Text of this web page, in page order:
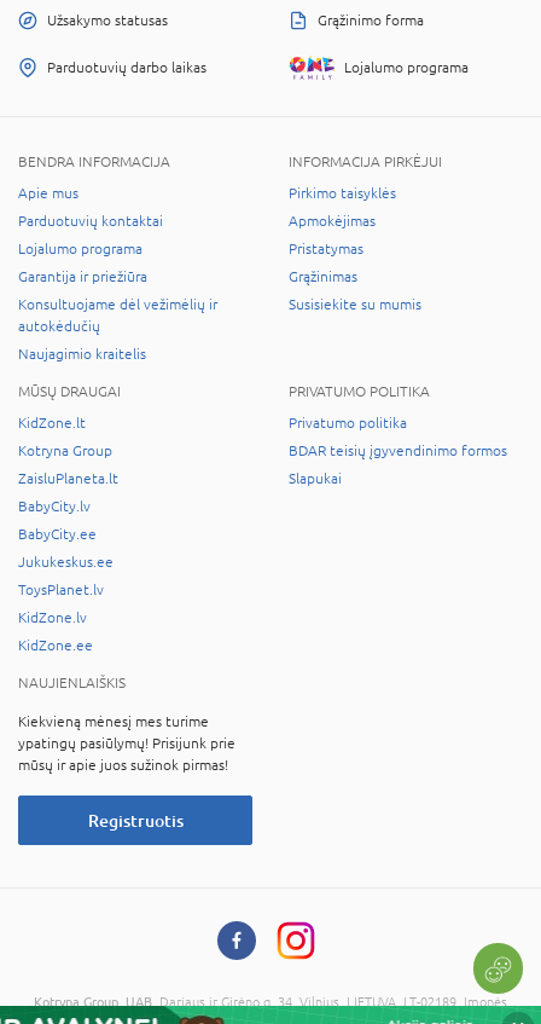
Užsakymo statusas Grąžinimo forma
Parduotuvių darbo laikas Lojalumo programa
BENDRA INFORMACIJA
Apie mus
Parduotuvių kontaktai
Lojalumo programa
Garantija ir priežiūra
Konsultuojame dėl vežimėlių ir
autokėdučių
Naujagimio kraitelis
INFORMACIJA PIRKĖJUI
Pirkimo taisyklės
Apmokėjimas
Pristatymas
Grąžinimas
Susisiekite su mumis
MŪSŲ DRAUGAI
KidZone.lt
Kotryna Group
ZaisluPlaneta.lt
BabyCity.lv
BabyCity.ee
Jukukeskus.ee
ToysPlanet.lv
KidZone.lv
KidZone.ee
PRIVATUMO POLITIKA
Privatumo politika
BDAR teisių įgyvendinimo formos
Slapukai
NAUJIENLAIŠKIS
Kiekvieną mėnesį mes turime
ypatingų pasiūlymų! Prisijunk prie
mūsų ir apie juos sužinok pirmas!
Registruotis
Kotryna Group, UAB , Dariaus ir Girėno g. 34, Vilnius, LIETUVA, LT-02189, Įmonės
kodas: 121673734, PVM kodas: LT216737314